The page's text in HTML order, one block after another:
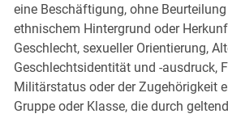
eine Beschäftigung, ohne
ethnischem Hintergrund oder
Geschlecht, sexueller Orientierung,
Geschlechtsidentität und -ausdruck,
Militärstatus oder der Zugehörigkeit
Gruppe oder Klasse, die durch